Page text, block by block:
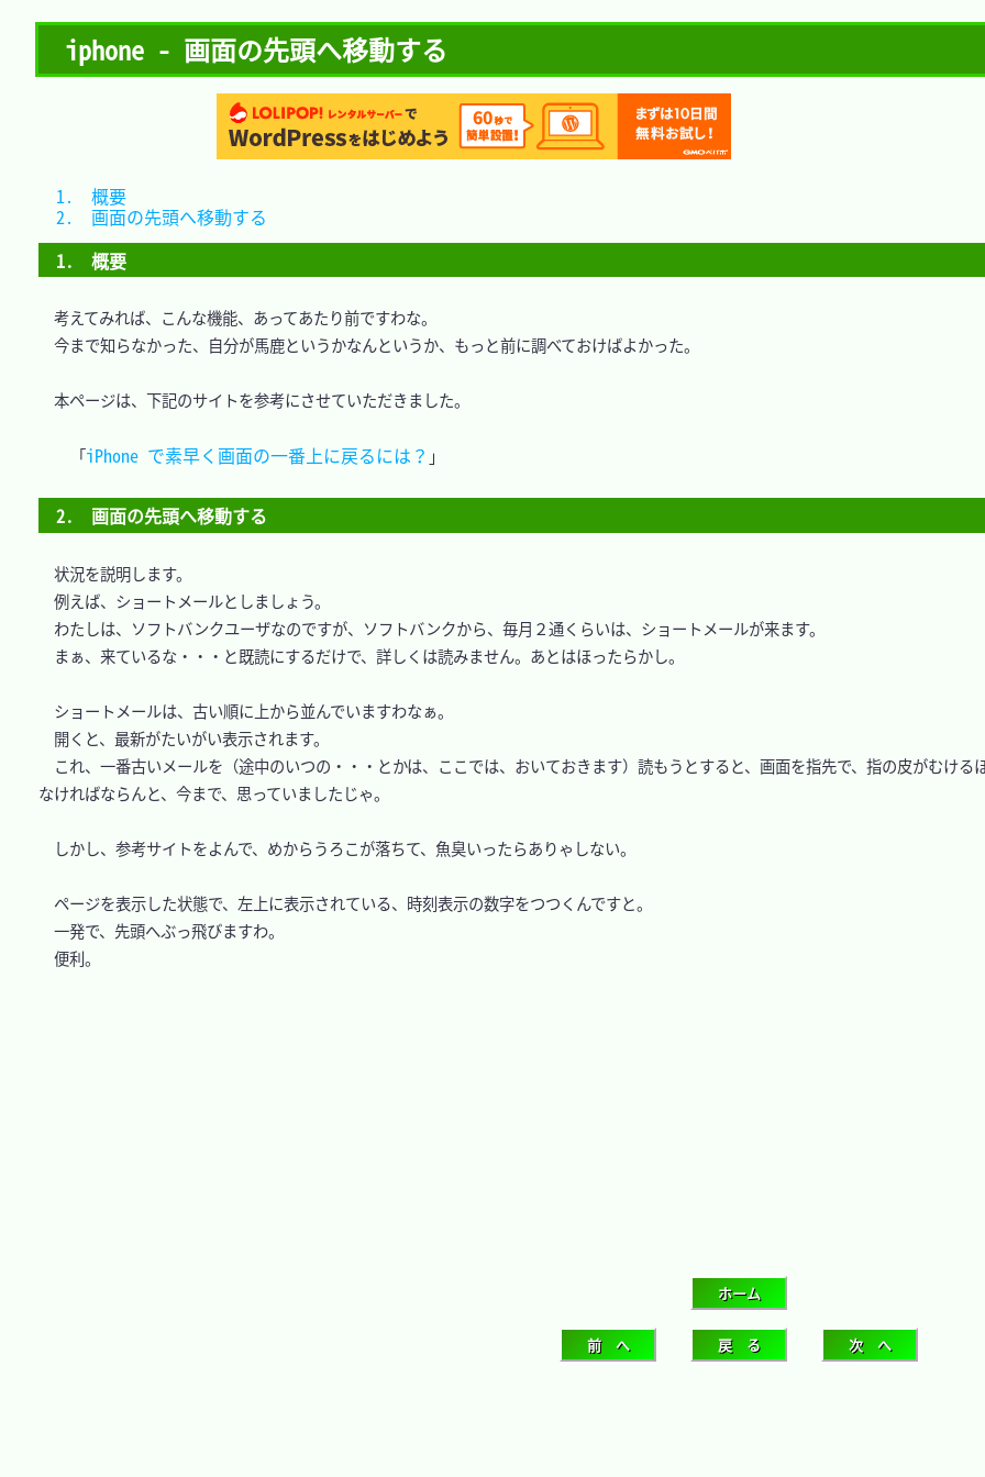
iphone - 画面の先頭へ移動する
1.　概要
考えてみれば、こんな機能、あってあたり前ですわな。
今まで知らなかった、自分が馬鹿というかなんというか、もっと前に調べておけばよかった。
本ページは、下記のサイトを参考にさせていただきました。
「iPhone で素早く画面の一番上に戻るには？
2.　画面の先頭へ移動する
状況を説明します。
例えば、ショートメールとしましょう。
わたしは、ソフトバンクユーザなのですが、ソフトバンクから、毎月２通くらいは、ショートメールが来ます。
まぁ、来ているな・・・と既読にするだけで、詳しくは読みません。あとはほったらかし。
ショートメールは、古い順に上から並んでいますわなぁ。
開くと、最新がたいがい表示されます。
これ、一番古いメールを（途中のいつの・・・とかは、ここでは、おいておきます）読もうとすると、画面を指先で、指の皮がむける
なければならんと、今まで、思っていましたじゃ。
しかし、参考サイトをよんで、めからうろこが落ちて、魚臭いったらありゃしない。
ページを表示した状態で、左上に表示されている、時刻表示の数字をつつくんですと。
一発で、先頭へぶっ飛びますわ。
便利。